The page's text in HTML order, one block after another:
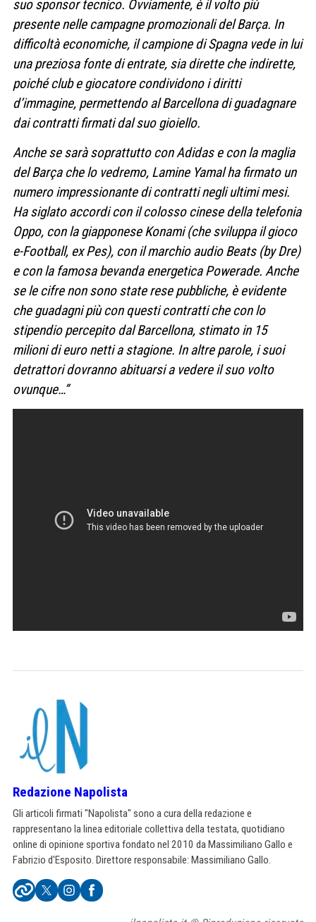
suo sponsor tecnico. Ovviamente, è il volto più
presente nelle campagne promozionali del Barça. In
difficoltà economiche, il campione di Spagna vede in lui
una preziosa fonte di entrate, sia dirette che indirette,
poiché club e giocatore condividono i diritti
d’immagine, permettendo al Barcellona di guadagnare
dai contratti firmati dal suo gioiello.
Anche se sarà soprattutto con Adidas e con la maglia
del Barça che lo vedremo, Lamine Yamal ha firmato un
numero impressionante di contratti negli ultimi mesi.
Ha siglato accordi con il colosso cinese della telefonia
Oppo, con la giapponese Konami (che sviluppa il gioco
e-Football, ex Pes), con il marchio audio Beats (by Dre)
e con la famosa bevanda energetica Powerade. Anche
se le cifre non sono state rese pubbliche, è evidente
che guadagni più con questi contratti che con lo
stipendio percepito dal Barcellona, stimato in 15
milioni di euro netti a stagione. In altre parole, i suoi
detrattori dovranno abituarsi a vedere il suo volto
ovunque…”
Redazione Napolista
Gli articoli firmati "Napolista" sono a cura della redazione e
rappresentano la linea editoriale collettiva della testata, quotidiano
online di opinione sportiva fondato nel 2010 da Massimiliano Gallo e
Fabrizio d'Esposito. Direttore responsabile: Massimiliano Gallo.